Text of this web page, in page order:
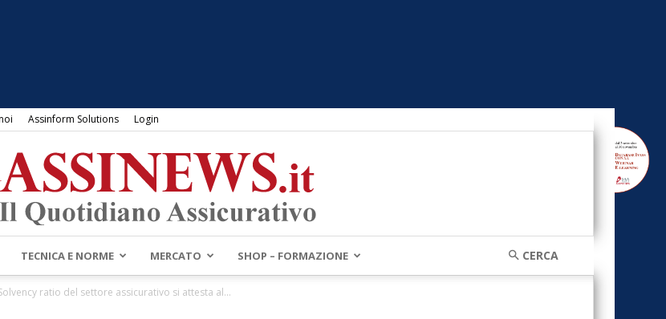
Assinform Solutions Login
Assinews.it
TECNICA E NORME MERCATO SHOP – FORMAZIONE
ratio del settore assicurativo si attesta al...